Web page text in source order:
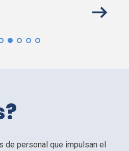
de personal que impulsan el